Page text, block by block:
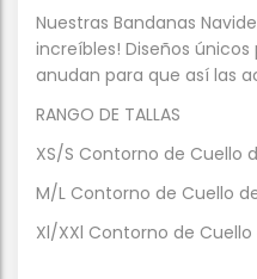
Nuestras Bandanas
increíbles! Diseños
anudan para que así las
RANGO DE TALLAS
XS/S Contorno de Cuello
M/L Contorno de Cuello
Xl/XXl Contorno de